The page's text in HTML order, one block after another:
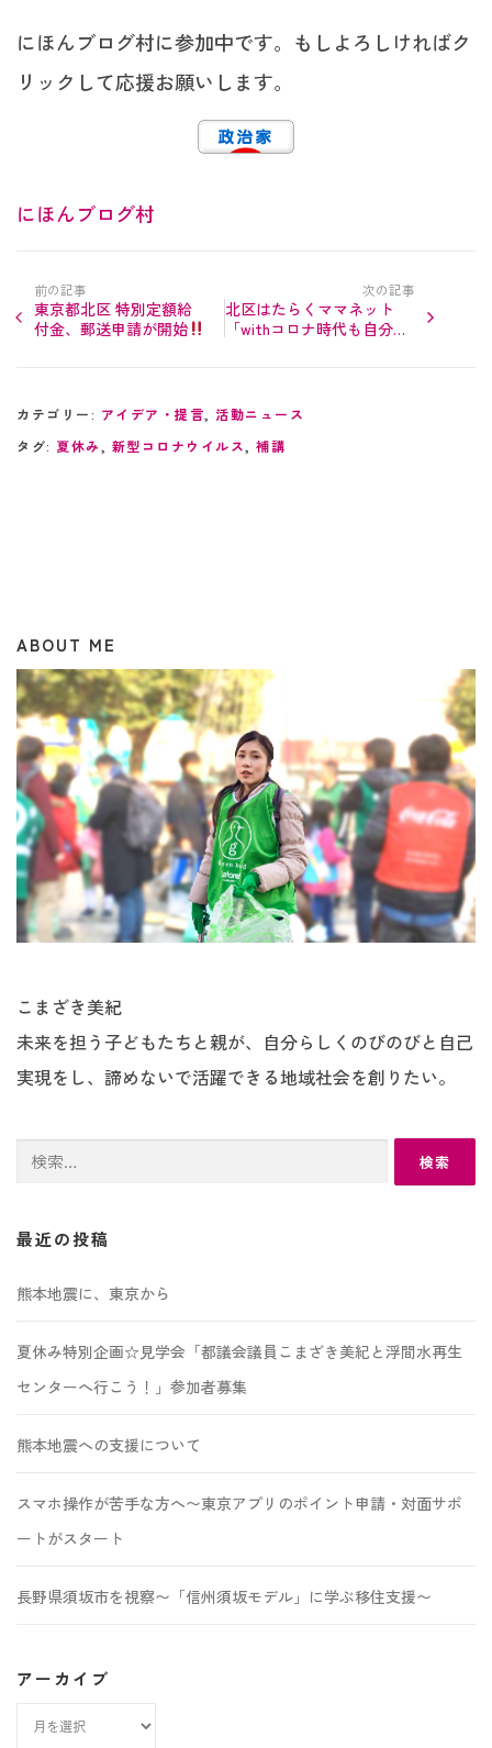
にほんブログ村に参加中です。もしよろしければク
リックして応援お願いします。
にほんブログ村
前の記事
東京都北区 特別定額給
付金、郵送申請が開始
次の記事
北区はたらくママネット
「withコロナ時代も自分ら
カテゴリー: アイデア・提言, 活動ニュース
タグ: 夏休み , 新型コロナウイルス, 補講
ABOUT ME
こまざき美紀
未来を担う子どもたちと親が、自分らしくのびのびと自己
実現をし、諦めないで活躍できる地域社会を創りたい。
検
最近の投稿
熊本地震に、東京から
夏休み特別企画☆見学会「都議会議員こまざき美紀と浮間水再生
センターへ行こう！」参加者募集
熊本地震への支援について
スマホ操作が苦手な方へ〜東京アプリのポイント申請・対面サポ
ートがスタート
長野県須坂市を視察〜「信州須坂モデル」に学ぶ移住支援〜
アーカイブ